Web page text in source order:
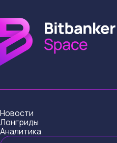
Новости
Лонгриды
Аналитика